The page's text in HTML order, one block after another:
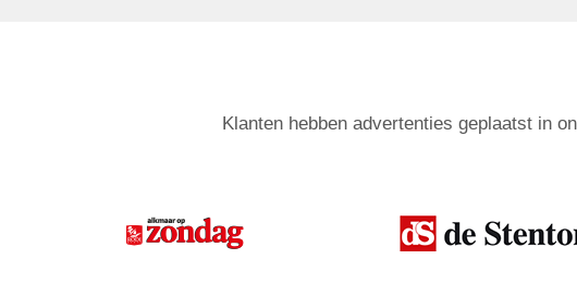
Klanten hebben advertenties geplaatst in